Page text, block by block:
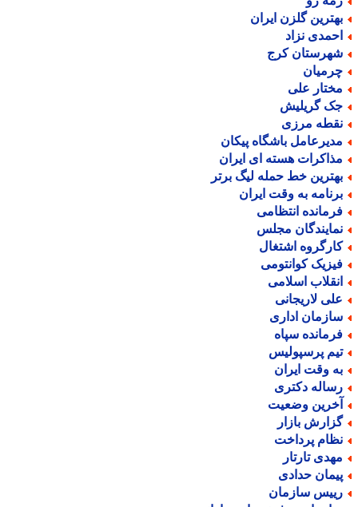
گلزن ایران
نزاد
کرج
علی
گریلیش
مرزی
باشگاه پیکان
هسته ای ایران
خط حمله لیگ برتر
به وقت ایران
انتظامی
مجلس
اشتغال
کوانتومی
اسلامی
لاریجانی
اداری
سپاه
پرسپولیس
وقت ایران
دکتری
وضعیت
بازار
پرداخت
تارتار
حدادی
سازمان